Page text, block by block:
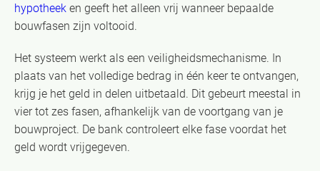
hypotheek en geeft het alleen vrij wanneer bepaalde
bouwfasen zijn voltooid.
Het systeem werkt als een veiligheidsmechanisme. In
plaats van het volledige bedrag in één keer te ontvangen,
krijg je het geld in delen uitbetaald. Dit gebeurt meestal in
vier tot zes fasen, afhankelijk van de voortgang van je
bouwproject. De bank controleert elke fase voordat het
geld wordt vrijgegeven.